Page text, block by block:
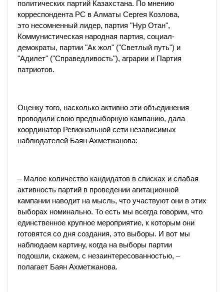
политических партий Казахстана. По мнению
корреспондента РС в Алматы Сергея Козлова,
это несомненный лидер, партия "Нур Отан",
Коммунистическая народная партия, социал-
демократы, партии "Ак жол" ("Светлый путь") и
"Адилет" ("Справедливость"), аграрии и Партия
патриотов.
Оценку того, насколько активно эти объединения
проводили свою предвыборную кампанию, дала
координатор Региональной сети независимых
наблюдателей Баян Ахметжанова:
– Малое количество кандидатов в списках и слабая
активность партий в проведении агитационной
кампании наводит на мысль, что участвуют они в этих
выборах номинально. То есть мы всегда говорим, что
единственное крупное мероприятие, к которым они
готовятся со дня создания, это выборы. И вот мы
наблюдаем картину, когда на выборы партии
подошли, скажем, с незаинтересованностью, –
полагает Баян Ахметжанова.